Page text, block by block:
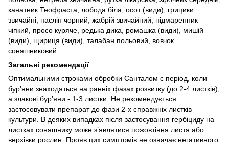
канатник Теофраста, лобода біла, осот (види), грицики
звичайні, паслін чорний, жабрій звичайний, підмаренник
чіпкий, просо куряче, редька дика, ромашка (види), мишій
(види), щириця (види), талабан польовий, вовчок
соняшниковий.
Загальні рекомендації
Оптимальними строками обробки Санталом є період, коли
бур’яни знаходяться на ранніх фазах розвитку (до 2-4 листків),
а злакові бур’яни - 1-3 листки. Не рекомендується
застосовувати препарат до фази 2-х справжніх листків
культури. В деяких випадках після застосування гербіциду на
листках соняшнику може з’являтися пожовтіння листя або
верхівки рослин. Прояв цих симптомів не означає негативного